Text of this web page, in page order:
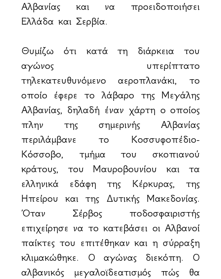
Αλβανίας και να προειδοποιήσει
Ελλάδα και Σερβία.
Θυμίζω ότι κατά τη διάρκεια του
αγώνος υπερίπτατο
τηλεκατευθυνόμενο αεροπλανάκι, το
οποίο έφερε το λάβαρο της Μεγάλης
Αλβανίας, δηλαδή έναν χάρτη ο οποίος
πλην της σημερινής Αλβανίας
περιλάμβανε το Κοσσυφοπέδιο-
Κόσσοβο, τμήμα του σκοπιανού
κράτους, του Μαυροβουνίου και τα
ελληνικά εδάφη της Κέρκυρας, της
Ηπείρου και της Δυτικής Μακεδονίας.
Όταν Σέρβος ποδοσφαιριστής
επιχείρησε να το κατεβάσει οι Αλβανοί
παίκτες του επιτέθηκαν και η σύρραξη
κλιμακώθηκε. Ο αγώνας διεκόπη. Ο
αλβανικός μεγαλοϊδεατισμός πώς θα